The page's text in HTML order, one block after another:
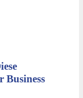
Business